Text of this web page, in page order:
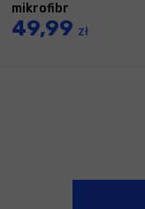
mikrofibr
49,99 zł